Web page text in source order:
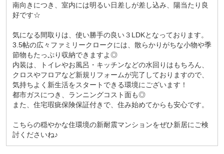
南向きにつき、室内には明るい日差しが差し込み、陽当たり良
好です☆
気になる間取りは、使い勝手の良い３LDKとなっております。
3.5帖の広々ファミリークロークには、散らかりがちな小物や季
節物もたっぷり収納できますよ◎
内装は、トイレやお風呂・キッチンなどの水回りはもちろん、
クロスやフロアなど新規リフォームが完了しておりますので、
気持ちよく新生活をスタートできる環境にございます！
都市ガスにつき、ランニングコスト面も◎
また、住宅瑕疵保険保証付きで、住み始めてからも安心です。
こちらの穏やかな住環境の新耐震マンションをぜひ新居にご検
討くださいね♪